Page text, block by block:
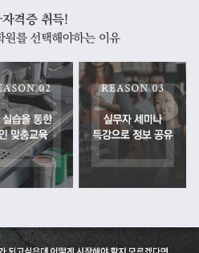
격증 취득!
원를 선택해야하는 이유